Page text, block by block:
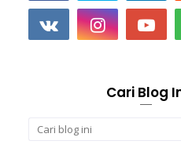
Cari Blog